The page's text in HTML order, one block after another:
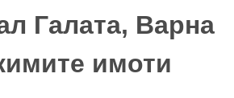
Галата, Варна
имоти